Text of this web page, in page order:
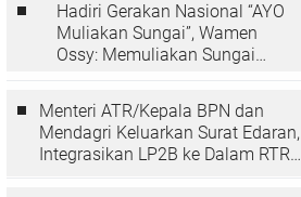
Hadiri Gerakan Nasional “AYO
Muliakan Sungai”, Wamen
Ossy: Memuliakan Sungai
Menteri ATR/Kepala BPN dan
Mendagri Keluarkan Surat Edaran,
Integrasikan LP2B ke Dalam RTRW